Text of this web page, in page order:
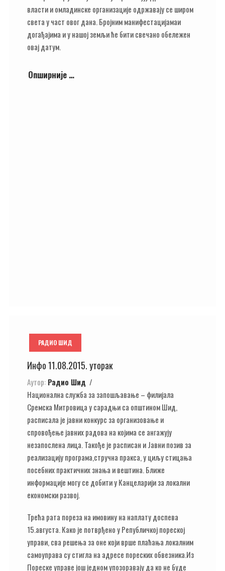
власти и омладинске организације одржавају се широм
света у част овог дана. Бројним манифестацијамаи
догађајима и у нашој земљи ће бити свечано обележен
овај датум.
Опширније …
РАДИО ШИД
Инфо 11.08.2015. уторак
Аутор: Радио Шид
Национална служба за запошљавање – филијала
Сремска Митровица у сарадњи са општином Шид,
расписала је јавни конкурс за организовање и
спровођење јавних радова на којима се ангажују
незапослена лица. Такође је расписан и Јавни позив за
реализацију програма,стручна пракса, у циљу стицања
посебних практичних знања и вештина. Ближе
информације могу се добити у Канцеларији за локални
економски развој.
Трећа рата пореза на имовину на наплату доспева
15.августа. Како је потврђено у Републичкој пореској
управи, сва решења за оне који врше плаћања локалним
самоуправа су стигла на адресе пореских обвезника.Из
Пореске управе још једном упозоравају да ко не буде